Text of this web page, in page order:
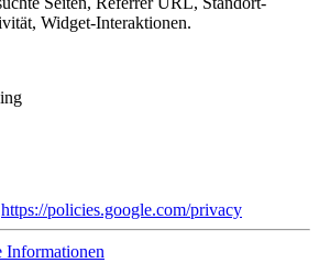
Widget-Interaktionen.
https://policies.google.com/privacy
Informationen